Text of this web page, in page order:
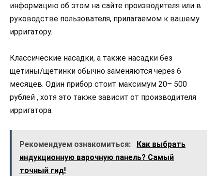
информацию об этом на сайте производителя или в
руководстве пользователя, прилагаемом к вашему
ирригатору.
Классические насадки, а также насадки без
щетины/щетинки обычно заменяются через 6
месяцев. Один прибор стоит максимум 20– 500
рублей , хотя это также зависит от производителя
ирригатора.
Рекомендуем ознакомиться:
Как выбрать
индукционную варочную панель? Самый
точный гид!